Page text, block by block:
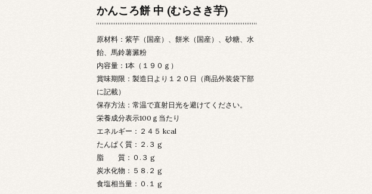
かんころ餅 中 (むらさき芋)
原材料：紫芋（国産）、餅米（国産）、砂糖、水
飴、馬鈴薯澱粉
内容量：1本（１９０ｇ）
賞味期限：製造日より１２０日（商品外装袋下部
に記載）
保存方法：常温で直射日光を避けてください。
栄養成分表示100ｇ当たり
エネルギー：２４５ kcal
たんぱく質：２.３ g
脂 質：０.３ g
炭水化物：５８.２ g
食塩相当量：０.１ g